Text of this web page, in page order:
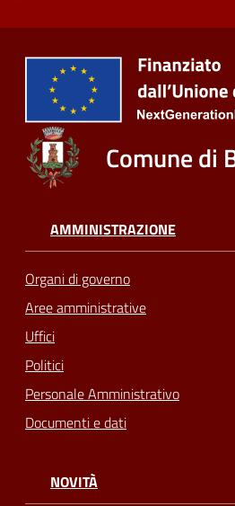
Comune di
AMMINISTRAZIONE
Organi di governo
Aree amministrative
Uffici
Politici
Personale Amministrativo
Documenti e dati
NOVITÀ